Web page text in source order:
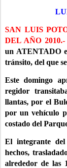
SAN LUIS
DEL AÑO 2010.-
un ATENTADO
tránsito, del que
Este domingo
regidor
llantas, por el
por un vehículo
costado del
El integrante
hechos,
alrededor de las